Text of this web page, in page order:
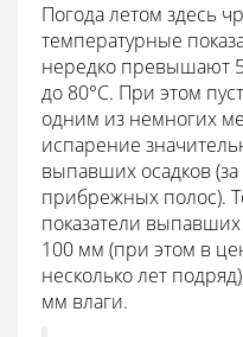
Погода летом здесь
температурные
нередко превышают
до 80°С. При этом
одним из немногих
испарение
выпавших осадков
прибрежных полос).
показатели
100 мм (при этом в
несколько лет
мм влаги.